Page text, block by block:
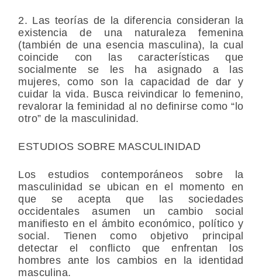
2. Las teorías de la diferencia consideran la
existencia de una naturaleza femenina
(también de una esencia masculina), la cual
coincide con las características que
socialmente se les ha asignado a las
mujeres, como son la capacidad de dar y
cuidar la vida. Busca reivindicar lo femenino,
revalorar la feminidad al no definirse como “lo
otro” de la masculinidad.
ESTUDIOS SOBRE MASCULINIDAD
Los estudios contemporáneos sobre la
masculinidad se ubican en el momento en
que se acepta que las sociedades
occidentales asumen un cambio social
manifiesto en el ámbito económico, político y
social. Tienen como objetivo principal
detectar el conflicto que enfrentan los
hombres ante los cambios en la identidad
masculina.